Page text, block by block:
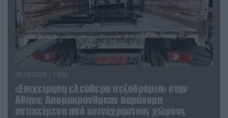
06.08.2026 | 14:02
«Επιχείρηση ελεύθερα πεζοδρόμια» στην
Αθήνα: Απομακρύνθηκαν παράνομα
αντικείμενα από κοινόχρηστους χώρους